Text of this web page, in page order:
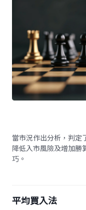
當市況作出分析，判定
降低入市風險及增加勝
巧。
平均買入法